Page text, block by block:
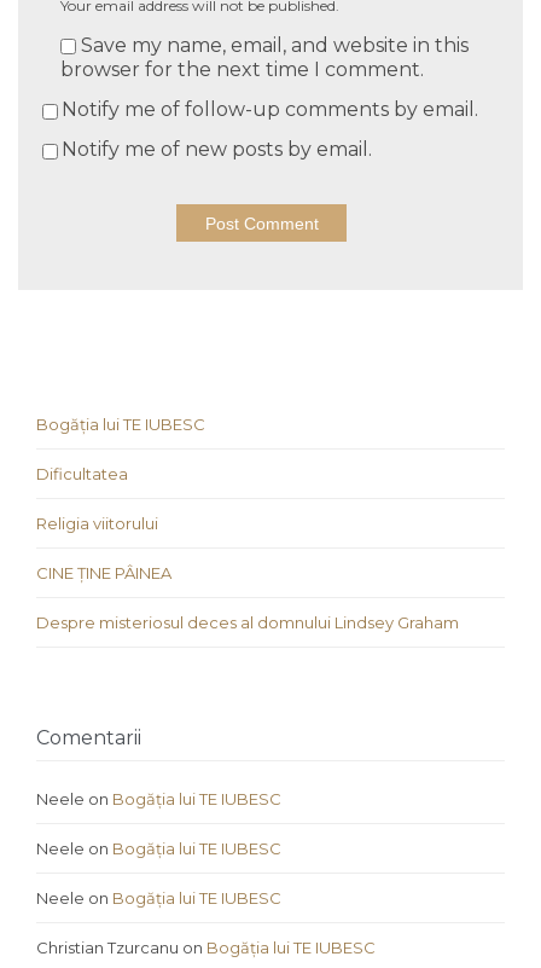
Your email address will not be published.
Save my name, email, and website in this
browser for the next time I comment.
Notify me of follow-up comments by email.
Notify me of new posts by email.
Bogăția lui TE IUBESC
Dificultatea
Religia viitorului
CINE ȚINE PÂINEA
Despre misteriosul deces al domnului Lindsey Graham
Comentarii
Neele on Bogăția lui TE IUBESC
Neele on Bogăția lui TE IUBESC
Neele on Bogăția lui TE IUBESC
Christian Tzurcanu on Bogăția lui TE IUBESC